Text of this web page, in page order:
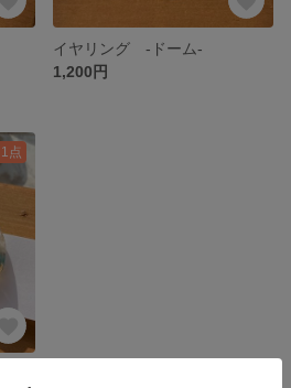
イヤリング -ドーム-
1,200円
点